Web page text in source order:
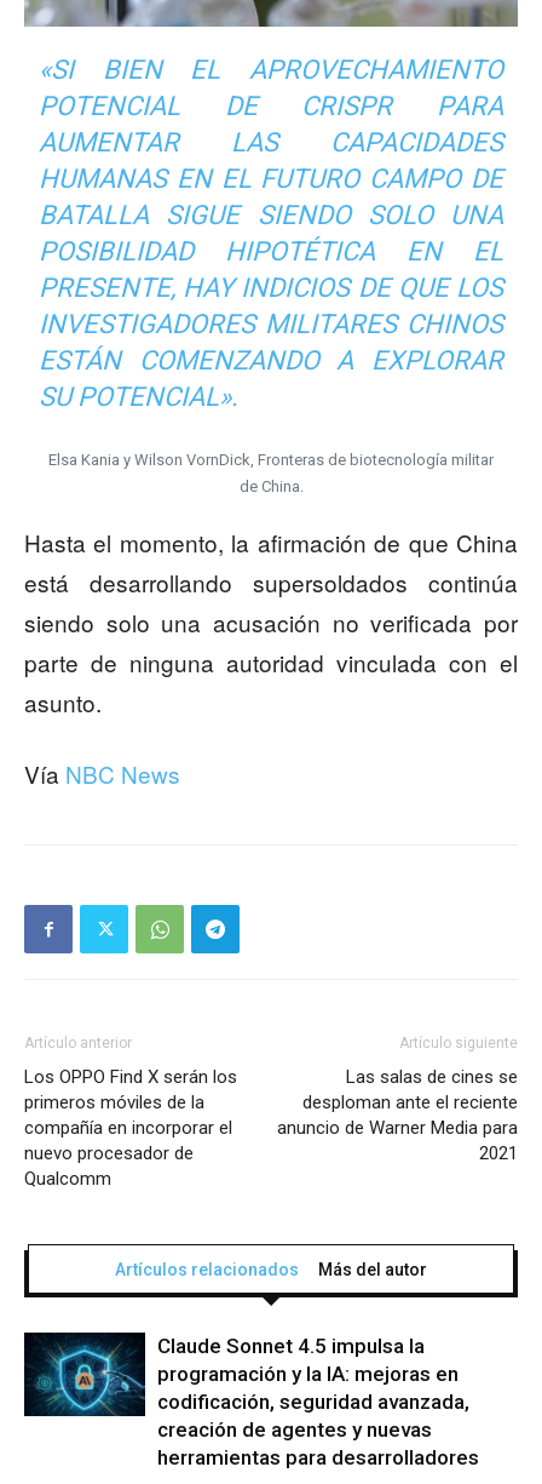
«SI BIEN EL APROVECHAMIENTO
POTENCIAL DE CRISPR PARA
AUMENTAR LAS CAPACIDADES
HUMANAS EN EL FUTURO CAMPO DE
BATALLA SIGUE SIENDO SOLO UNA
POSIBILIDAD HIPOTÉTICA EN EL
PRESENTE, HAY INDICIOS DE QUE LOS
INVESTIGADORES MILITARES CHINOS
ESTÁN COMENZANDO A EXPLORAR
SU POTENCIAL».
Elsa Kania y Wilson VornDick, Fronteras de biotecnología militar
de China.
Hasta el momento, la afirmación de que China
está desarrollando supersoldados continúa
siendo solo una acusación no verificada por
parte de ninguna autoridad vinculada con el
asunto.
Vía NBC News
Artículo anterior
Los OPPO Find X serán los
primeros móviles de la
compañía en incorporar el
nuevo procesador de
Qualcomm
Artículo siguiente
Las salas de cines se
desploman ante el reciente
anuncio de Warner Media para
2021
Artículos relacionados Más del autor
Claude Sonnet 4.5 impulsa la
programación y la IA: mejoras en
codificación, seguridad avanzada,
creación de agentes y nuevas
herramientas para desarrolladores